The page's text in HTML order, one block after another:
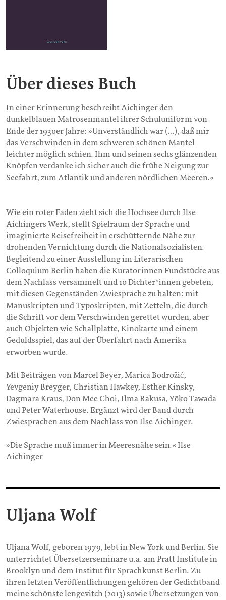
Über dieses Buch
In einer Erinnerung beschreibt Aichinger den
dunkelblauen Matrosenmantel ihrer Schuluniform von
Ende der 1930er Jahre: »Unverständlich war (…), daß mir
das Verschwinden in dem schweren schönen Mantel
leichter möglich schien. Ihm und seinen sechs glänzenden
Knöpfen verdanke ich sicher auch die frühe Neigung zur
Seefahrt, zum Atlantik und anderen nördlichen Meeren.«
Wie ein roter Faden zieht sich die Hochsee durch Ilse
Aichingers Werk, stellt Spielraum der Sprache und
imaginierte Reisefreiheit in erschütternde Nähe zur
drohenden Vernichtung durch die Nationalsozialisten.
Begleitend zu einer Ausstellung im Literarischen
Colloquium Berlin haben die Kuratorinnen Fundstücke aus
dem Nachlass versammelt und 10 Dichter*innen gebeten,
mit diesen Gegenständen Zwiesprache zu halten: mit
Manuskripten und Typoskripten, mit Zetteln, die durch
die Schrift vor dem Verschwinden gerettet wurden, aber
auch Objekten wie Schallplatte, Kinokarte und einem
Geduldsspiel, das auf der Überfahrt nach Amerika
erworben wurde.
Mit Beiträgen von Marcel Beyer, Marica Bodrožić,
Yevgeniy Breyger, Christian Hawkey, Esther Kinsky,
Dagmara Kraus, Don Mee Choi, Ilma Rakusa, Yōko Tawada
und Peter Waterhouse. Ergänzt wird der Band durch
Zwiesprachen aus dem Nachlass von Ilse Aichinger.
»Die Sprache muß immer in Meeresnähe sein.« Ilse
Aichinger
Uljana Wolf
Uljana Wolf, geboren 1979, lebt in New York und Berlin. Sie
unterrichtet Übersetzerseminare u.a. am Pratt Institute in
Brooklyn und dem Institut für Sprachkunst Berlin. Zu
ihren letzten Veröffentlichungen gehören der Gedichtband
meine schönste lengevitch (2013) sowie Übersetzungen von